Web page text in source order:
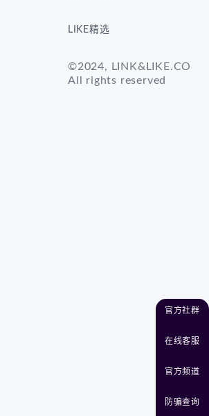
官方社群
在线客服
官方频道
防骗查询
LIKE精选
©2024, LINK&LIKE.CO
All rights reserved